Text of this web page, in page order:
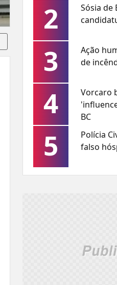
2
Sósia de
3
Ação
de
4
Vorcaro
BC
5
Polícia
falso